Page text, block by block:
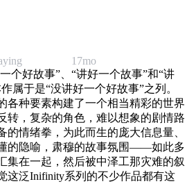
17mo
个好故事”、“讲好一个故事”和“讲
属于是“没讲好一个好故事”之列。
各种要素构建了一个相当精彩的世界
转，复杂的角色，难以想象的剧情路
的情绪拳，为此而生的庞大信息量、
的隐喻，肃穆的故事氛围——如此多
集在一起，然后被中泽工那灾难的叙
这泛Inifinity系列的不少作品都有这